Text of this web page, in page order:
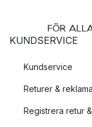
FÖR
KUNDSERVICE
Kundservice
Returer &
Registrera retur